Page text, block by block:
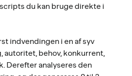
du kan bruge direkte i
indvendingen i en af syv
autoritet, behov, konkurrent,
Derefter analyseres den